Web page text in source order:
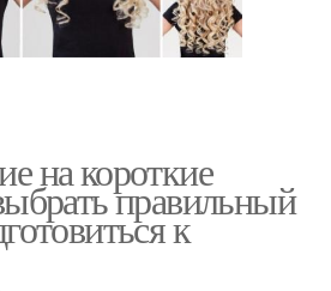
на короткие
правильный
к